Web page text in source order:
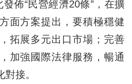
佈“民營經濟20條”，在擴
面方案提出，要積極穩健
拓展多元出口市場；完善
加強國際法律服務，暢通
接。